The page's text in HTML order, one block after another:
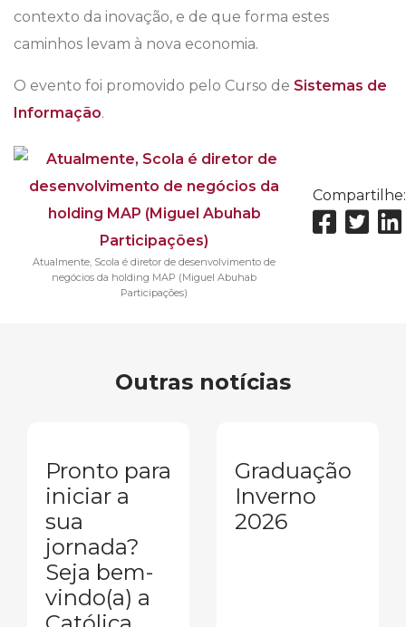
contexto da inovação, e de que forma estes
caminhos levam à nova economia.
O evento foi promovido pelo Curso de Sistemas de
Informação.
Atualmente, Scola é diretor de desenvolvimento de
negócios da holding MAP (Miguel Abuhab
Participações)
Compartilhe:
Outras notícias
Pronto para
iniciar a
sua
jornada?
Seja bem-
vindo(a) a
Graduação
Inverno
2026